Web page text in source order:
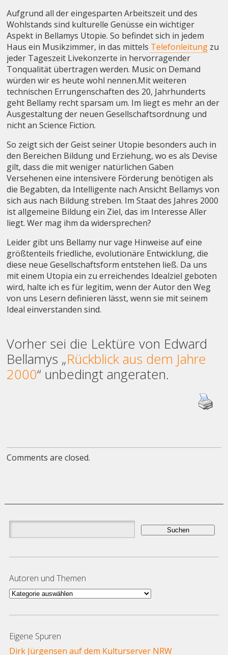
Aufgrund all der eingesparten Arbeitszeit und des
Wohlstands sind kulturelle Genüsse ein wichtiger
Aspekt in Bellamys Utopie. So befindet sich in jedem
Haus ein Musikzimmer, in das mittels Telefonleitung zu
jeder Tageszeit Livekonzerte in hervorragender
Tonqualität übertragen werden. Music on Demand
würden wir es heute wohl nennen.Mit weiteren
technischen Errungenschaften des 20, Jahrhunderts
geht Bellamy recht sparsam um. Im liegt es mehr an der
Ausgestaltung der neuen Gesellschaftsordnung und
nicht an Science Fiction.
So zeigt sich der Geist seiner Utopie besonders auch in
den Bereichen Bildung und Erziehung, wo es als Devise
gilt, dass die mit weniger natürlichen Gaben
Versehenen eine intensivere Förderung benötigen als
die Begabten, da Intelligente nach Ansicht Bellamys von
sich aus nach Bildung streben. Im Staat des Jahres 2000
ist allgemeine Bildung ein Ziel, das im Interesse Aller
liegt. Wer mag ihm da widersprechen?
Leider gibt uns Bellamy nur vage Hinweise auf eine
größtenteils friedliche, evolutionäre Entwicklung, die
diese neue Gesellschaftsform entstehen ließ. Da uns
mit einem Utopia ein zu erreichendes Idealziel geboten
wird, halte ich es für legitim, wenn der Autor den Weg
von uns Lesern definieren lässt, wenn sie mit seinem
Ideal einverstanden sind.
Vorher sei die Lektüre von Edward
Bellamys „Rückblick aus dem Jahre
2000“ unbedingt angeraten.
Comments are closed.
Suchen
nach:
Autoren und Themen
Autoren
Themen
Eigene Spuren
Dirk Jürgensen auf dem Kulturserver NRW